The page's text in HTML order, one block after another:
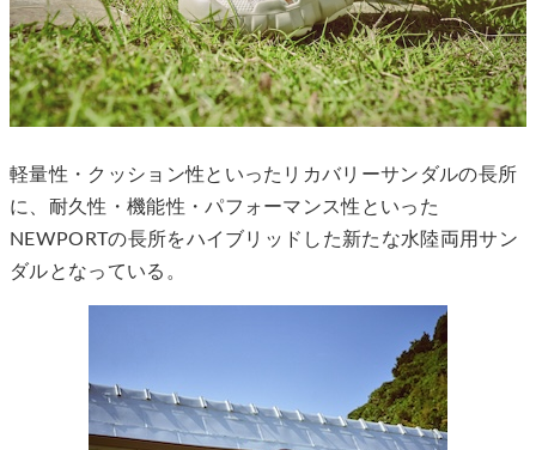
軽量性・クッション性といったリカバリーサンダルの長所
に、耐久性・機能性・パフォーマンス性といった
NEWPORTの長所をハイブリッドした新たな水陸両用サン
ダルとなっている。